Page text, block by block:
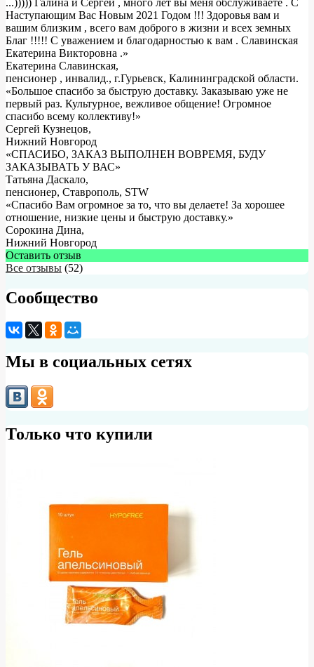
...))))) Галина и Сергей , много лет вы меня обслуживаете . С
Наступающим Вас Новым 2021 Годом !!! Здоровья вам и
вашим близким , всего вам доброго в жизни и всех земных
Благ !!!!! С уважением и благодарностью к вам . Славинская
Екатерина Викторовна .»
Екатерина Славинская,
пенсионер , инвалид., г.Гурьевск, Калининградской области.
«Большое спасибо за быструю доставку. Заказываю уже не
первый раз. Культурное, вежливое общение! Огромное
спасибо всему коллективу!»
Сергей Кузнецов,
Нижний Новгород
«СПАСИБО, ЗАКАЗ ВЫПОЛНЕН ВОВРЕМЯ, БУДУ
ЗАКАЗЫВАТЬ У ВАС»
Татьяна Даскало,
пенсионер, Ставрополь, STW
«Спасибо Вам огромное за то, что вы делаете! За хорошее
отношение, низкие цены и быструю доставку.»
Сорокина Дина,
Нижний Новгород
Оставить отзыв
Все отзывы (52)
Сообщество
Мы в социальных сетях
Только что купили